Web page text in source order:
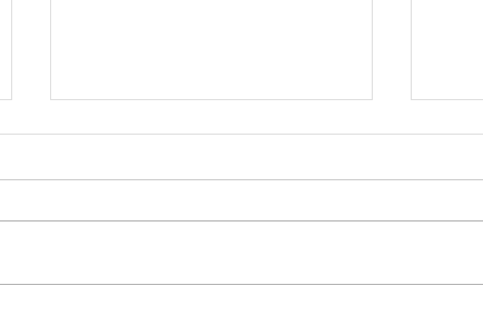
4月から変更します📌
思